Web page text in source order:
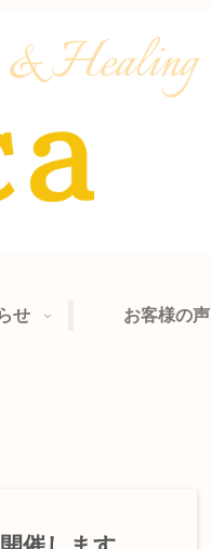
せ お客様の声